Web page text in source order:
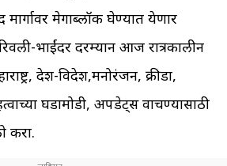
मेगाब्लॉक घेण्यात येणार
भाईंदर दरम्यान आज रात्रकालीन
देश-विदेश,मनोरंजन, क्रीडा,
घडामोडी, अपडेट्स वाचण्यासाठी
करा.